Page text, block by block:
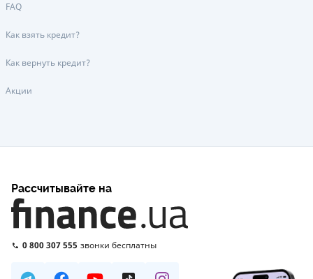
FAQ
Как взять кредит?
Как вернуть кредит?
Акции
Рассчитывайте на
0 800 307 555 звонки бесплатны